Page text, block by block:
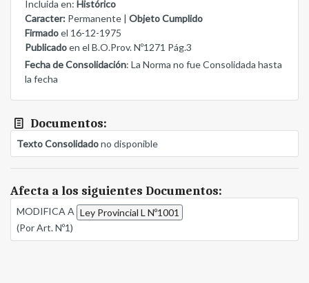
Incluida en: Histórico
Caracter: Permanente | Objeto Cumplido
Firmadoel 16-12-1975
Publicadoen el B.O.Prov. Nº1271 Pág.3
Fecha de Consolidación: La Norma no fue Consolidada hasta
la fecha
Documentos:
Texto Consolidadono disponible
Afecta a los siguientes Documentos:
MODIFICA A Ley Provincial L Nº1001
(Por Art. Nº1)